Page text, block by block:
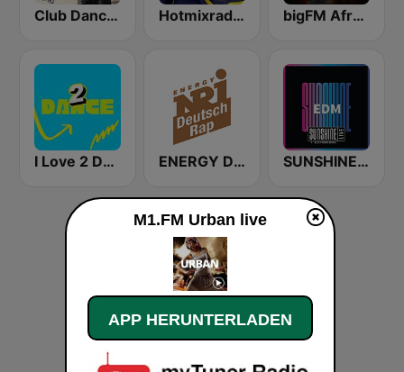
Club Dance Only by DJ SASH Hotmixradio Afro Beats bigFM Afrobeats
I Love 2 Dance ENERGY Deutschrap SUNSHINE LIVE - EDM
M1.FM Urban live
APP HERUNTERLADEN